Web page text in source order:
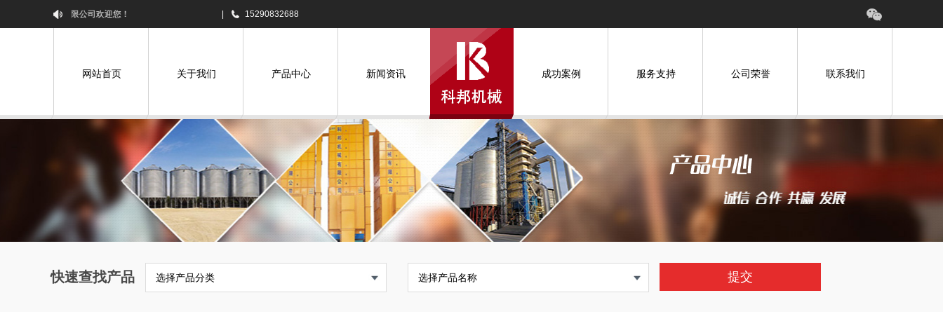
机设备有限公司欢迎您！ 15290832688
网站首页 关于我们 产品中心 新闻资讯 成功案例 服务支持 公司荣誉 联系我们
快速查找产品 选择产品分类 选择产品名称